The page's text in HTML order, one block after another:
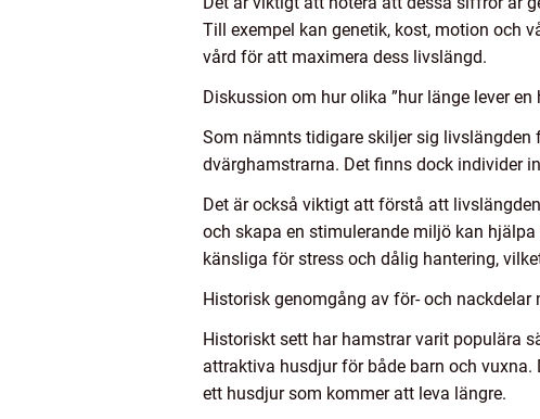
Till exempel kan genetik, kost, motion och
vård för att maximera dess livslängd.
Diskussion om hur olika ”hur länge lever
Som nämnts tidigare skiljer sig
dvärghamstrarna. Det finns dock individer
Det är också viktigt att förstå att
och skapa en stimulerande miljö kan
känsliga för stress och dålig hantering,
Historisk genomgång av för- och nackdelar
Historiskt sett har hamstrar varit populära
attraktiva husdjur för både barn och
ett husdjur som kommer att leva längre.